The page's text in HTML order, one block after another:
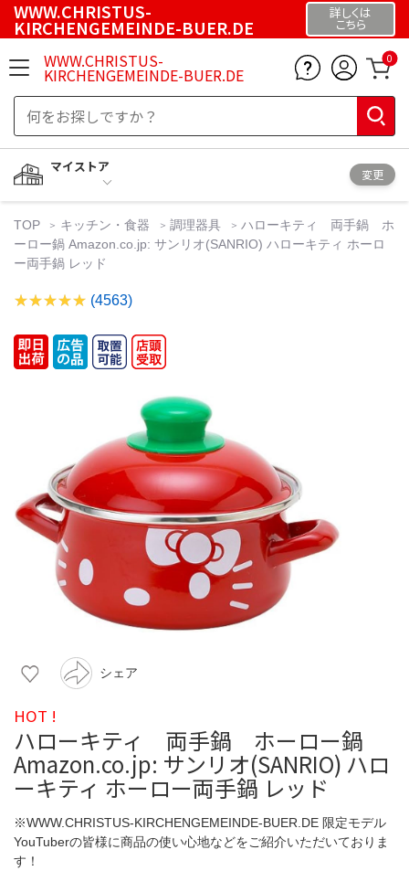
WWW.CHRISTUS-
KIRCHENGEMEINDE-BUER.DE
詳しくは
こちら
WWW.CHRISTUS-
KIRCHENGEMEINDE-BUER.DE
0
マイストア
変更
TOP キッチン・食器 調理器具
ハローキティ 両手鍋 ホ
ーロー鍋 Amazon.co.jp: サンリオ(SANRIO) ハローキティ ホーロ
ー両手鍋 レッド
(4563)
シェア
HOT !
ハローキティ 両手鍋 ホーロー鍋
Amazon.co.jp: サンリオ(SANRIO) ハロ
ーキティ ホーロー両手鍋 レッド
※WWW.CHRISTUS-KIRCHENGEMEINDE-BUER.DE 限定モデル
YouTuberの皆様に商品の使い心地などをご紹介いただいておりま
す！